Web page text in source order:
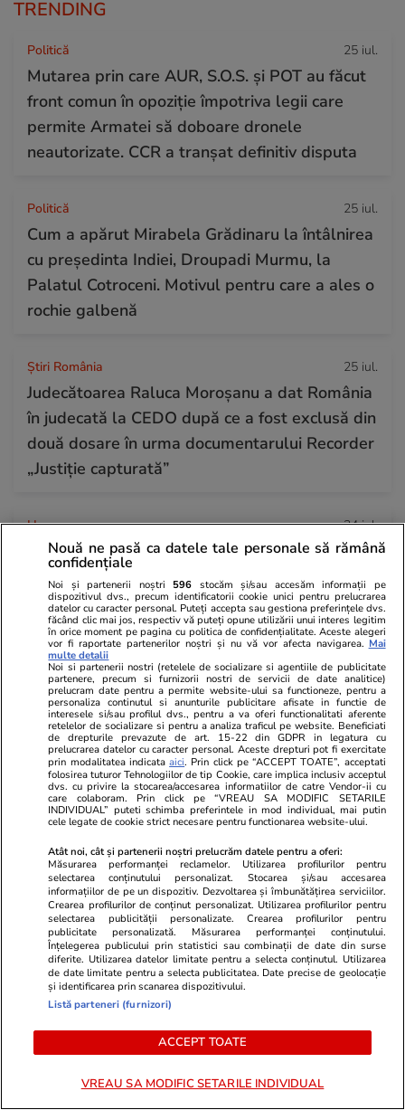
TRENDING
Politică 25 iul.
Mutarea prin care AUR, S.O.S. și POT au făcut
front comun în opoziție împotriva legii care
permite Armatei să doboare dronele
neautorizate. CCR a tranșat definitiv disputa
Politică 25 iul.
Cum a apărut Mirabela Grădinaru la întâlnirea
cu președinta Indiei, Droupadi Murmu, la
Palatul Cotroceni. Motivul pentru care a ales o
rochie galbenă
Știri România 25 iul.
Judecătoarea Raluca Moroșanu a dat România
în judecată la CEDO după ce a fost exclusă din
două dosare în urma documentarului Recorder
„Justiție capturată”
Horoscop 24 iul.
Horoscop Urania | Previziuni astrologice pentru
perioada 25 – 31 iulie 2026. Luna Plină în
Vărsător
Vacanțe și Cultură 25 iul.
Compania aeriană Qantas, zbor
record de 19 ore din Franța în
Australia. Ce pățește corpul tău
când stai aproape o zi întreagă în
aer
Horoscop
Horoscop
încep o
relația cu
fondul unui
Horoscop 25 iul.
Horoscop 26 iulie 2026. Racii
Nouă ne pasă ca datele tale personale să rămână
confidențiale
Noi și partenerii noștri 596 stocăm și/sau accesăm informații pe
dispozitivul dvs., precum identificatorii cookie unici pentru prelucrarea
datelor cu caracter personal. Puteți accepta sau gestiona preferințele dvs.
făcând clic mai jos, respectiv vă puteți opune utilizării unui interes legitim
în orice moment pe pagina cu politica de confidențialitate. Aceste alegeri
vor fi raportate partenerilor noștri și nu vă vor afecta navigarea. Mai
multe detalii
Noi si partenerii nostri (retelele de socializare si agentiile de publicitate
partenere, precum si furnizorii nostri de servicii de date analitice)
prelucram date pentru a permite website-ului sa functioneze, pentru a
personaliza continutul si anunturile publicitare afisate in functie de
interesele si/sau profilul dvs., pentru a va oferi functionalitati aferente
retelelor de socializare si pentru a analiza traficul pe website. Beneficiati
de drepturile prevazute de art. 15-22 din GDPR in legatura cu
prelucrarea datelor cu caracter personal. Aceste drepturi pot fi exercitate
prin modalitatea indicataaici. Prin click pe “ACCEPT TOATE”, acceptati
folosirea tuturor Tehnologiilor de tip Cookie, care implica inclusiv acceptul
dvs. cu privire la stocarea/accesarea informatiilor de catre Vendor-ii cu
care colaboram. Prin click pe “VREAU SA MODIFIC SETARILE
INDIVIDUAL” puteti schimba preferintele in mod individual, mai putin
cele legate de cookie strict necesare pentru functionarea website-ului.
Atât noi, cât și partenerii noștri prelucrăm datele pentru a oferi:
Măsurarea performanței reclamelor. Utilizarea profilurilor pentru
selectarea conținutului personalizat. Stocarea și/sau accesarea
informațiilor de pe un dispozitiv. Dezvoltarea și îmbunătățirea serviciilor.
Crearea profilurilor de conținut personalizat. Utilizarea profilurilor pentru
selectarea publicității personalizate. Crearea profilurilor pentru
publicitate personalizată. Măsurarea performanței conținutului.
Înțelegerea publicului prin statistici sau combinații de date din surse
diferite. Utilizarea datelor limitate pentru a selecta conținutul. Utilizarea
de date limitate pentru a selecta publicitatea. Date precise de geolocație
și identificarea prin scanarea dispozitivului.
Listă parteneri (furnizori)
ACCEPT TOATE
VREAU SA MODIFIC SETARILE INDIVIDUAL